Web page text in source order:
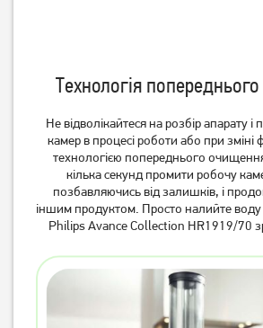
Соковитискач Philips
HR1922/21
грн
9 999грн
Tefal
8 299
6 639
Технологія
Не відволікайтеся на розбір апарату
камер в процесі роботи або при зміні
технологією попереднього
кілька секунд промити робочу
позбавляючись від залишків, і
іншим продуктом. Просто налийте воду
Philips Avance Collection HR1919/70